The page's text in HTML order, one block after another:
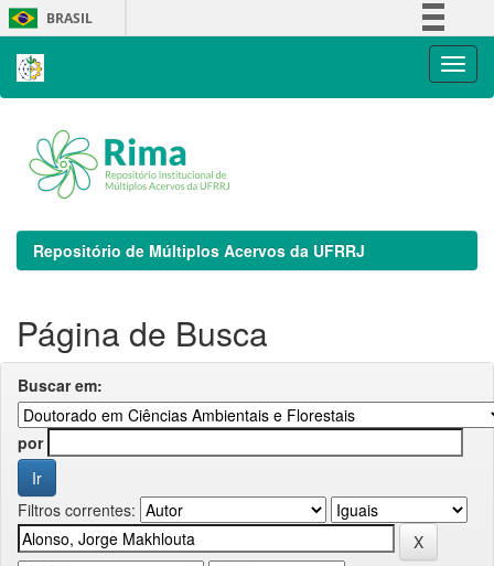
Skip
navigation
BRASIL
Repositório de Múltiplos Acervos da UFRRJ
Página de Busca
Buscar em:
por
Filtros correntes: